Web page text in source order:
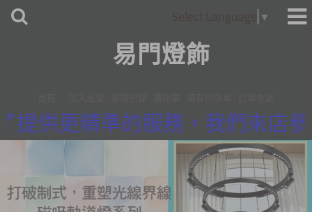
▼
易門燈飾
更精準的服務，我們來店參觀